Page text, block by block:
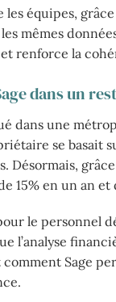
équipes,
mêmes
renforce la
dans un
dans une
se basait
15% en un an et
le personnel
l’analyse
Sage